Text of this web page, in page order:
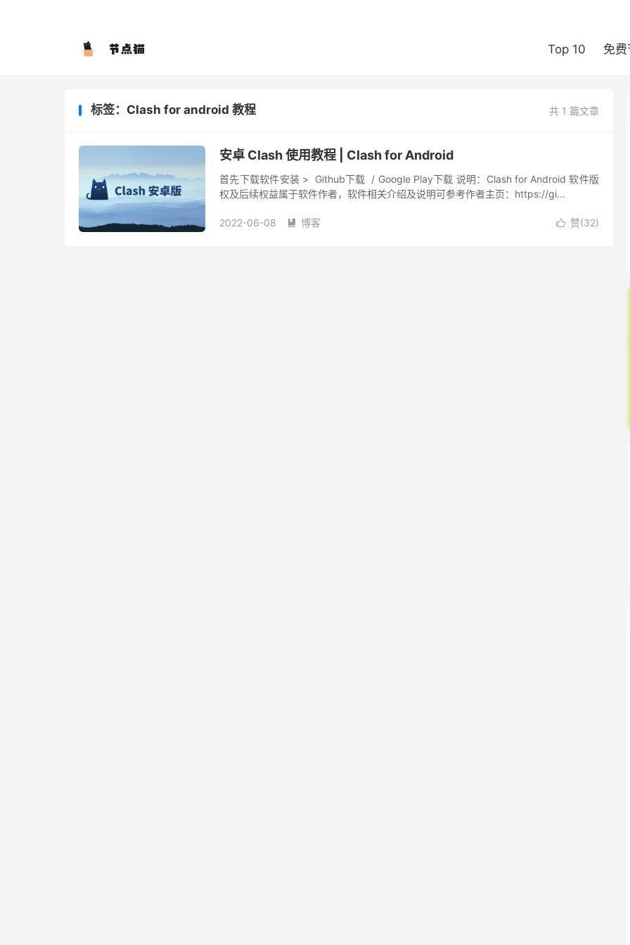
Top 10 免
共 1 篇文章
标签：Clash for android 教程
安卓 Clash 使用教程 | Clash for Android
首先下载软件安装 > Github下载 / Google Play下载 说明：Clash for Android 软件版
权及后续权益属于软件作者，软件相关介绍及说明可参考作者主页：https://gi...
 赞(32)
2022-06-08  博客